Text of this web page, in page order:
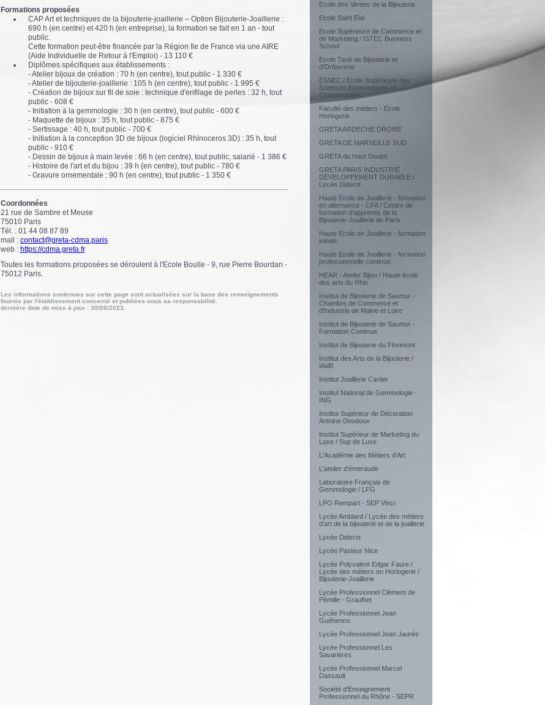
Formations proposées
CAP Art et techniques de la bijouterie-joaillerie – Option Bijouterie-Joaillerie :
690 h (en centre) et 420 h (en entreprise), la formation se fait en 1 an - tout
public.
Cette formation peut-être financée par la Région Ile de France via une AIRE
(Aide Individuelle de Retour à l'Emploi) - 13 110 €
Diplômes spécifiques aux établissements :
- Atelier bijoux de création : 70 h (en centre), tout public - 1 330 €
- Atelier de bijouterie-joaillerie : 105 h (en centre), tout public - 1 995 €
- Création de bijoux sur fil de soie : technique d'enfilage de perles : 32 h, tout
public - 608 €
- Initiation à la gemmologie : 30 h (en centre), tout public - 600 €
- Maquette de bijoux : 35 h, tout public - 875 €
- Sertissage : 40 h, tout public - 700 €
- Initiation à la conception 3D de bijoux (logiciel Rhinoceros 3D) : 35 h, tout
public - 910 €
- Dessin de bijoux à main levée : 66 h (en centre), tout public, salarié - 1 386 €
- Histoire de l'art et du bijou : 39 h (en centre), tout public - 780 €
- Gravure ornementale : 90 h (en centre), tout public - 1 350 €
Coordonnées
21 rue de Sambre et Meuse
75010 Paris
Tél. : 01 44 08 87 89
mail : contact@greta-cdma.paris
web : https://cdma.greta.fr
Toutes les formations proposées se déroulent à l'Ecole Boulle - 9, rue Pierre Bourdan -
75012 Paris.
Les informations contenues sur cette page sont actualisées sur la base des renseignements
fournis par l'établissement concerné et publiées sous sa responsabilité.
dernière date de mise à jour : 30/08/2023.
Ecole des Ventes de la Bijouterie
Ecole Saint Eloi
Ecole Supérieure de Commerce et
de Marketing / ISTEC Business
School
Ecole Tané de Bijouterie et
d'Orfèvrerie
ESSEC / Ecole Supérieure des
Sciences Economiques et
Commerciales
Faculté des métiers - Ecole
Horlogerie
GRETA ARDECHE DROME
GRETA DE MARSEILLE SUD
GRETA du Haut Doubs
GRETA PARIS INDUSTRIE
DÉVELOPPEMENT DURABLE /
Lycée Diderot
Haute Ecole de Joaillerie - formation
en alternance - CFA / Centre de
formation d'apprentis de la
Bijouterie-Joaillerie de Paris
Haute Ecole de Joaillerie - formation
initiale
Haute Ecole de Joaillerie - formation
professionnelle continue
HEAR - Atelier Bijou / Haute école
des arts du Rhin
Institut de Bijouterie de Saumur -
Chambre de Commerce et
d'Industrie de Maine et Loire
Institut de Bijouterie de Saumur -
Formation Continue
Institut de Bijouterie du Florimont
Institut des Arts de la Bijouterie /
IAdB
Institut Joaillerie Cartier
Institut National de Gemmologie -
ING
Institut Supérieur de Décoration
Antoine Doudoux
Institut Supérieur de Marketing du
Luxe / Sup de Luxe
L'Académie des Métiers d'Art
L'atelier d'émeraude
Laboratoire Français de
Gemmologie / LFG
LPO Rempart - SEP Vinci
Lycée Amblard / Lycée des métiers
d'art de la bijouterie et de la joaillerie
Lycée Diderot
Lycée Pasteur Nice
Lycée Polyvalent Edgar Faure /
Lycée des métiers en Horlogerie /
Bijouterie-Joaillerie
Lycée Professionnel Clément de
Pémille - Graulhet
Lycée Professionnel Jean
Guéhenno
Lycée Professionnel Jean Jaurès
Lycée Professionnel Les
Savarières
Lycée Professionnel Marcel
Dassault
Société d'Enseignement
Professionnel du Rhône - SEPR